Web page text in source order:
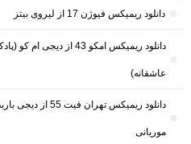
دانلود ریمیکس فیوژن 17 از لیروی بیتز
دانلود ریمیکس امکو 43 از
عاشقانه)
دانلود ریمیکس تهران فیت
موریانی